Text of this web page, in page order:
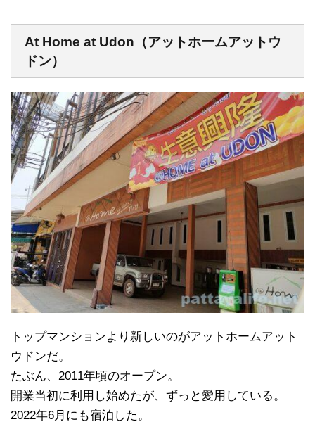
At Home at Udon（アットホームアットウ
ドン）
トップマンションより新しいのがアットホームアット
ウドンだ。
たぶん、2011年頃のオープン。
開業当初に利用し始めたが、ずっと愛用している。
2022年6月にも宿泊した。